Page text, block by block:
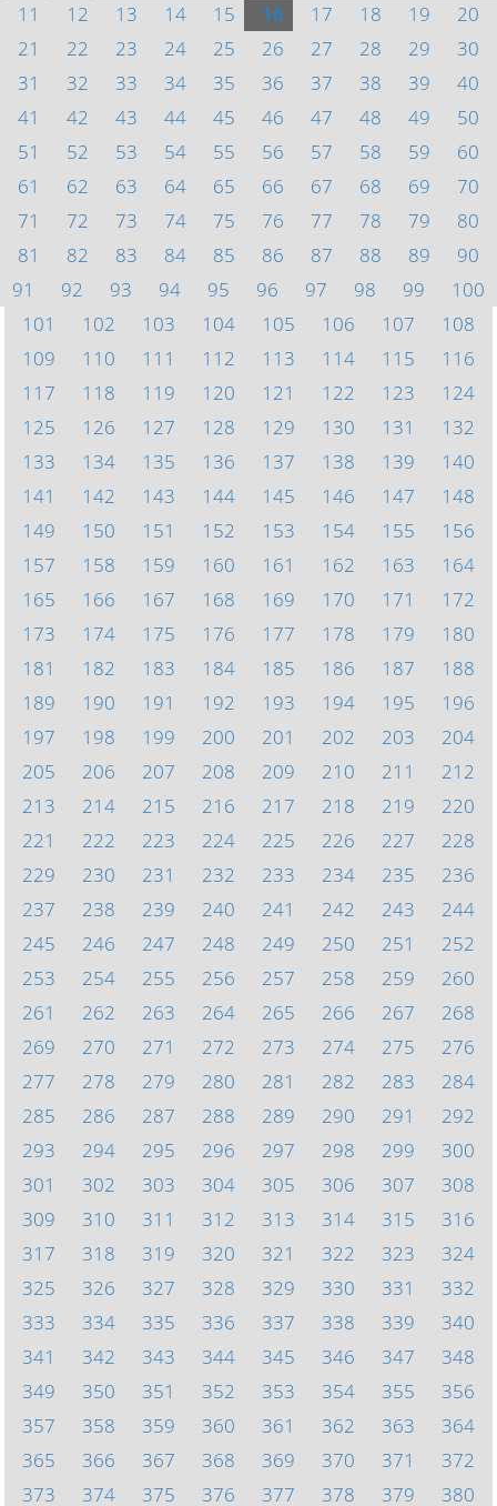
11
12 13 14 15 16 17 18 19
20
21
22 23 24 25 26 27 28 29
30
31
32 33 34 35 36 37 38 39
40
41
42 43 44 45 46 47 48 49
50
51
52 53 54 55 56 57 58 59
60
61
62 63 64 65 66 67 68 69
70
71
72 73 74 75 76 77 78 79
80
81
82 83 84 85 86 87 88 89
90
91
92 93 94 95 96 97 98 99
100
101
102 103 104 105 106 107
108
109
110 111 112 113 114 115
116
117
118 119 120 121 122 123
124
125
126 127 128 129 130 131
132
133
134 135 136 137 138 139
140
141
142 143 144 145 146 147
148
149
150 151 152 153 154 155
156
157
158 159 160 161 162 163
164
165
166 167 168 169 170 171
172
173
174 175 176 177 178 179
180
181
182 183 184 185 186 187
188
189
190 191 192 193 194 195
196
197
198 199 200 201 202 203
204
205
206 207 208 209 210 211
212
213
214 215 216 217 218 219
220
221
222 223 224 225 226 227
228
229
230 231 232 233 234 235
236
237
238 239 240 241 242 243
244
245
246 247 248 249 250 251
252
253
254 255 256 257 258 259
260
261
262 263 264 265 266 267
268
269
270 271 272 273 274 275
276
277
278 279 280 281 282 283
284
285
286 287 288 289 290 291
292
293
294 295 296 297 298 299
300
301
302 303 304 305 306 307
308
309
310 311 312 313 314 315
316
317
318 319 320 321 322 323
324
325
326 327 328 329 330 331
332
333
334 335 336 337 338 339
340
341
342 343 344 345 346 347
348
349
350 351 352 353 354 355
356
357
358 359 360 361 362 363
364
365
366 367 368 369 370 371
372
373
374 375 376 377 378 379 380